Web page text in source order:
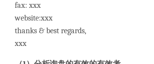
fax: xxx
website:xxx
thanks & best regards,
xxx